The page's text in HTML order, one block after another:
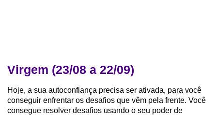
Virgem (23/08 a 22/09)
Hoje, a sua autoconfiança precisa ser ativada, para você
conseguir enfrentar os desafios que vêm pela frente. Você
consegue resolver desafios usando o seu poder de